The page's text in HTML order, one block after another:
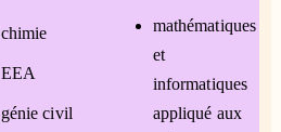
chimie
EEA
génie civil
mathématiques
et
informatiques
appliqué aux